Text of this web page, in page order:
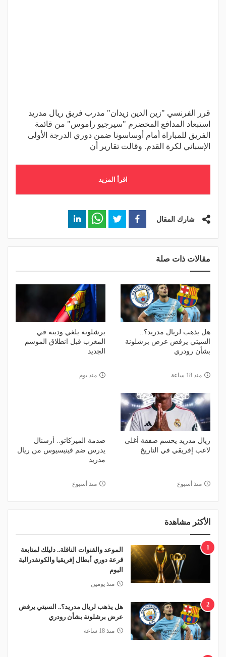
قرر الفرنسي "زين الدين زيدان" مدرب فريق ريال مدريد
استبعاد المدافع المخضرم "سيرجيو راموس" من قائمة
الفريق للمباراة أمام أوساسونا ضمن دوري الدرجة الأولى
الإسباني لكرة القدم. وقالت تقارير أن
اقرأ المزيد
شارك المقال
مقالات ذات صلة
هل يذهب لريال مدريد؟..
السيتي يرفض عرض برشلونة
بشأن رودري
منذ 18 ساعة
برشلونة يلغي وديته في
المغرب قبل انطلاق الموسم
الجديد
منذ يوم
ريال مدريد يحسم صفقة أغلى
لاعب إفريقي في التاريخ
منذ أسبوع
صدمة الميركاتو.. أرسنال
يدرس ضم فينيسيوس من ريال
مدريد
منذ أسبوع
الأكثر مشاهدة
1
الموعد والقنوات الناقلة.. دليلك لمتابعة
قرعة دوري أبطال إفريقيا والكونفدرالية
اليوم
منذ يومين
2
هل يذهب لريال مدريد؟.. السيتي يرفض
عرض برشلونة بشأن رودري
منذ 18 ساعة